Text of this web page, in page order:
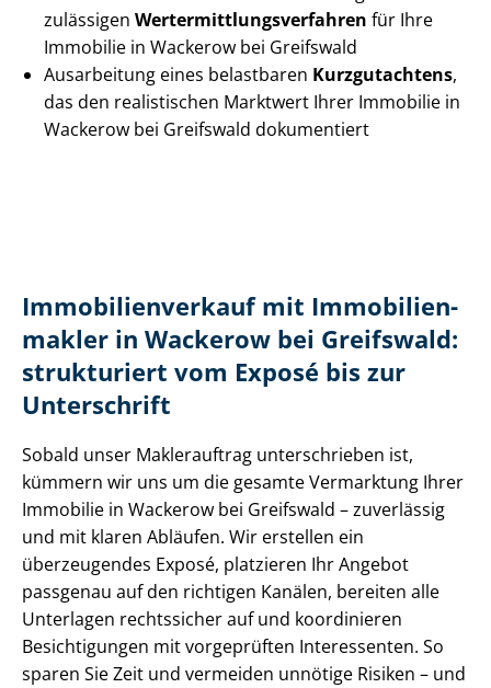
zulässigen Wert­ermitt­lungs­ver­fah­ren für Ihre
Immobilie in Wackerow bei Greifswald
Ausarbeitung eines belastbaren Kurzgutachtens,
das den realistischen Marktwert Ihrer Immobilie in
Wackerow bei Greifswald dokumentiert
Im­mo­bi­li­en­ver­kauf mit Im­mo­bi­li­en­
mak­ler in Wackerow bei Greifswald:
strukturiert vom Exposé bis zur
Unterschrift
Sobald unser Maklerauftrag unterschrieben ist,
kümmern wir uns um die gesamte Vermarktung Ihrer
Immobilie in Wackerow bei Greifswald – zuverlässig
und mit klaren Abläufen. Wir erstellen ein
überzeugendes Exposé, platzieren Ihr Angebot
passgenau auf den richtigen Kanälen, bereiten alle
Unterlagen rechtssicher auf und koordinieren
Besichtigungen mit vorgeprüften Interessenten. So
sparen Sie Zeit und vermeiden unnötige Risiken – und